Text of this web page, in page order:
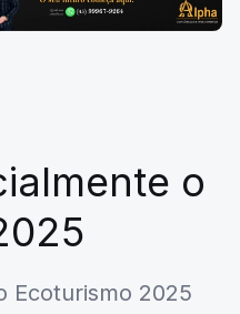
o
Ecoturismo 2025